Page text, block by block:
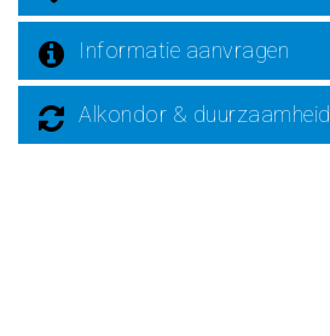
Informatie aanvragen
Alkondor & duurzaamheid